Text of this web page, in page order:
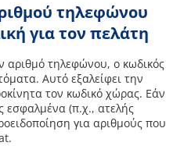
τηλεφώνου
για τον πελάτη
αριθμό τηλεφώνου, ο κωδικός
Αυτό εξαλείφει την
τον κωδικό χώρας. Εάν
εσφαλμένα (π.χ., ατελής
για αριθμούς που